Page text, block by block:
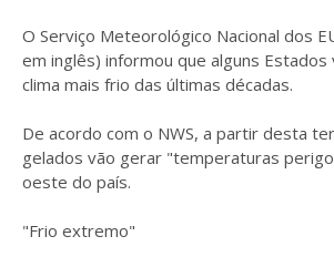
O Serviço Meteorológico Nacional dos
em inglês) informou que alguns Estados
clima mais frio das últimas décadas.
De acordo com o NWS, a partir desta
gelados vão gerar "temperaturas
oeste do país.
"Frio extremo"